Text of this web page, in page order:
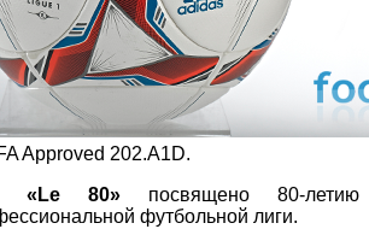
Approved 202.A1D.
«Le 80» посвящено 80-летию
футбольной лиги.